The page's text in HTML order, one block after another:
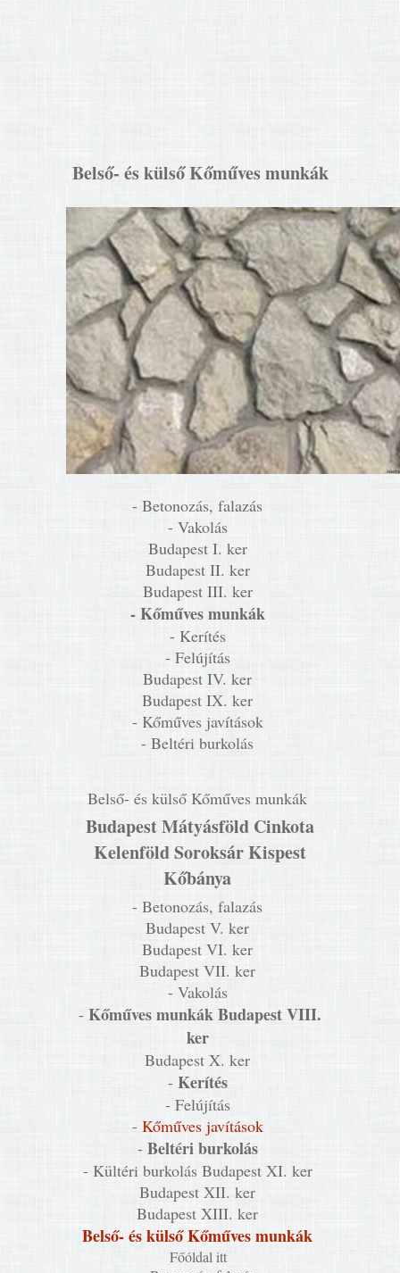
Belső- és külső Kőműves munkák
- Betonozás, falazás
- Vakolás
Budapest I. ker
Budapest II. ker
Budapest III. ker
- Kőműves munkák
- Kerítés
- Felújítás
Budapest IV. ker
Budapest IX. ker
- Kőműves javítások
- Beltéri burkolás
Belső- és külső Kőműves munkák
Budapest Mátyásföld Cinkota
Kelenföld Soroksár Kispest
Kőbánya
- Betonozás, falazás
Budapest V. ker
Budapest VI. ker
Budapest VII. ker
- Vakolás
- Kőműves munkák Budapest VIII.
ker
Budapest X. ker
- Kerítés
- Felújítás
- Kőműves javítások
- Beltéri burkolás
- Kültéri burkolás Budapest XI. ker
Budapest XII. ker
Budapest XIII. ker
Belső- és külső Kőműves munkák
Főóldal itt